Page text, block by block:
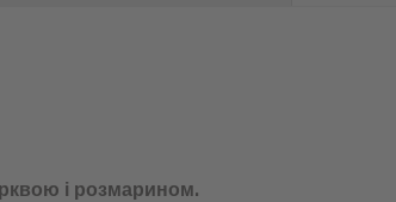
і розмарином.